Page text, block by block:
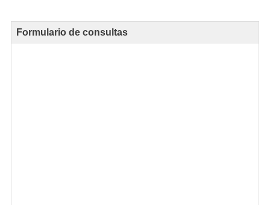
Formulario de consultas